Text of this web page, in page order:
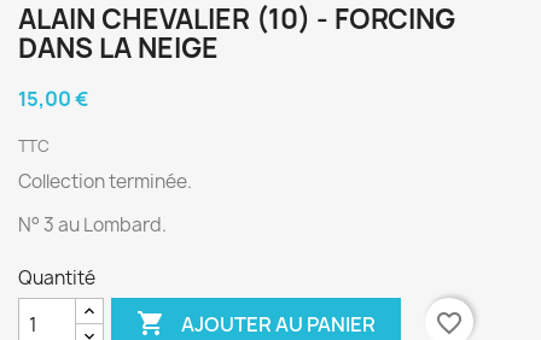
ALAIN CHEVALIER (10) - FORCING
DANS LA NEIGE
15,00 €
TTC
Collection terminée.
N° 3 au Lombard.
Quantité
 AJOUTER AU PANIER
favorite_border